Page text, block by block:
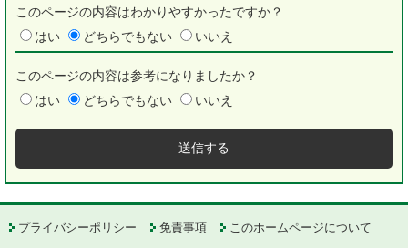
このページの内容はわかりやすかったですか？
はい
どちらでもない いいえ
このページの内容は参考になりましたか？
はい
どちらでもない いいえ
プライバシーポリシー 免責事項
このホームページについて